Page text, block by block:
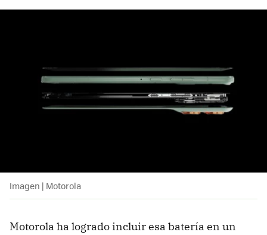
Imagen | Motorola
Motorola ha logrado incluir esa batería en un